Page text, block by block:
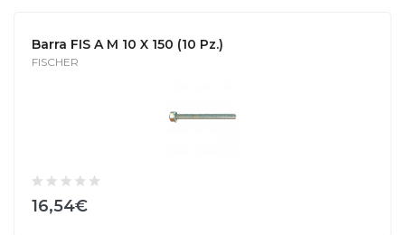
Barra FIS A M 10 X 150 (10 Pz.)
FISCHER
16,54€